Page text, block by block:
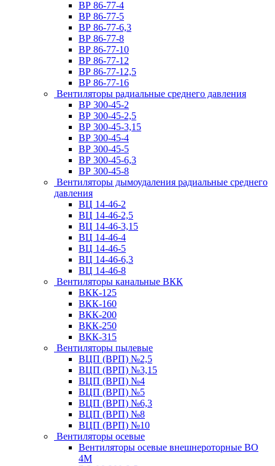
ВР 86-77-4
ВР 86-77-5
ВР 86-77-6,3
ВР 86-77-8
ВР 86-77-10
ВР 86-77-12
ВР 86-77-12,5
ВР 86-77-16
Вентиляторы радиальные среднего давления
ВР 300-45-2
ВР 300-45-2,5
ВР 300-45-3,15
ВР 300-45-4
ВР 300-45-5
ВР 300-45-6,3
ВР 300-45-8
Вентиляторы дымоудаления радиальные среднего
давления
ВЦ 14-46-2
ВЦ 14-46-2,5
ВЦ 14-46-3,15
ВЦ 14-46-4
ВЦ 14-46-5
ВЦ 14-46-6,3
ВЦ 14-46-8
Вентиляторы канальные ВКК
ВКК-125
ВКК-160
ВКК-200
ВКК-250
ВКК-315
Вентиляторы пылевые
ВЦП (ВРП) №2,5
ВЦП (ВРП) №3,15
ВЦП (ВРП) №4
ВЦП (ВРП) №5
ВЦП (ВРП) №6,3
ВЦП (ВРП) №8
ВЦП (ВРП) №10
Вентиляторы осевые
Вентиляторы осевые внешнероторные ВО
4М